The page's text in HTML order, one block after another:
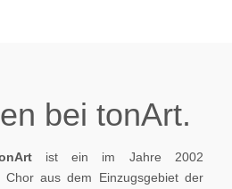
bei tonArt.
ist ein im Jahre 2002
Chor aus dem Einzugsgebiet der